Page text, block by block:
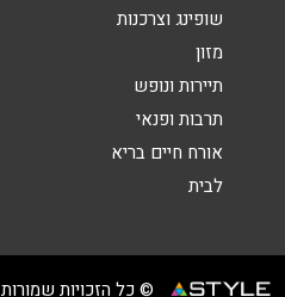
שופינג וצרכנות
מזון
תיירות ונופש
תרבות ופנאי
אורח חיים בריא
לבית
© כל הזכויות שמורות STYLE ניהול מועדוני לקוחות